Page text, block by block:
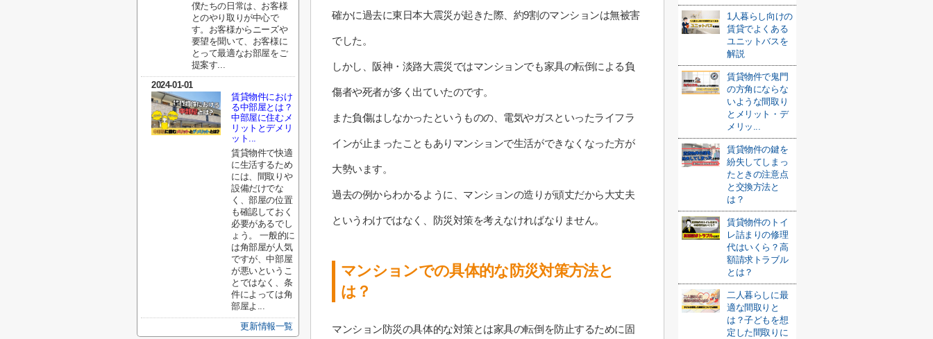
確かに過去に東日本大震災が起きた際、約9割のマンションは無被害
でした。
しかし、阪神・淡路大震災ではマンションでも家具の転倒による負
傷者や死者が多く出ていたのです。
また負傷はしなかったというものの、電気やガスといったライフラ
インが止まったこともありマンションで生活ができなくなった方が
大勢います。
過去の例からわかるように、マンションの造りが頑丈だから大丈夫
というわけではなく、防災対策を考えなければなりません。
マンションでの具体的な防災対策方法と
は？
マンション防災の具体的な対策とは家具の転倒を防止するために固
1人暮らし向けの
賃貸でよくある
ユニットバスを
解説
賃貸物件で鬼門
の方角にならな
いような間取り
とメリット・デ
メリッ...
賃貸物件の鍵を
紛失してしまっ
たときの注意点
と交換方法と
は？
賃貸物件のトイ
レ詰まりの修理
代はいくら？高
額請求トラブル
とは？
二人暮らしに最
適な間取りと
は？子どもを想
定した間取りに
僕たちの日常は、お客様
とのやり取りが中心で
す。お客様からニーズや
要望を聞いて、お客様に
とって最適なお部屋をご
提案す...
2024-01-01
賃貸物件におけ
る中部屋とは？
中部屋に住むメ
リットとデメリ
ット...
賃貸物件で快適
に生活するため
には、間取りや
設備だけでな
く、部屋の位置
も確認しておく
必要があるでし
ょう。 一般的に
は角部屋が人気
ですが、中部屋
が悪いというこ
とではなく、条
件によっては角
部屋よ...
更新情報一覧